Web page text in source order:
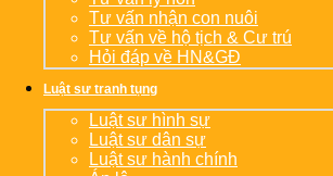
Tư vấn nhận con nuôi
Tư vấn về hộ tịch & Cư trú
Hỏi đáp về HN&GĐ
Luật sư tranh tụng
Luật sư hình sự
Luật sư dân sự
Luật sư hành chính